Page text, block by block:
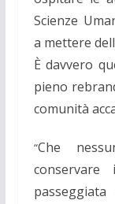
Scienze
a mettere
È davvero
pieno
comunità
“Che